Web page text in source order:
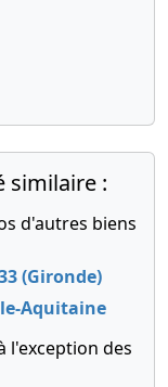
similaire :
d'autres biens
(Gironde)
Aquitaine
l'exception des